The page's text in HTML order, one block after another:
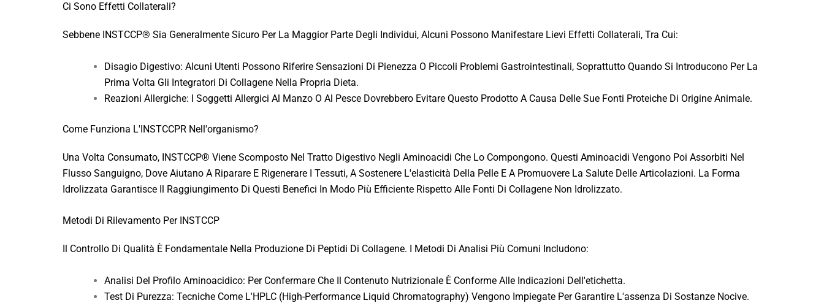
Ci Sono Effetti Collaterali?
Sebbene INSTCCP® Sia Generalmente Sicuro Per La Maggior Parte Degli Individui, Alcuni Possono Manifestare Lievi Effetti Collaterali, Tra Cui:
Disagio Digestivo: Alcuni Utenti Possono Riferire Sensazioni Di Pienezza O Piccoli Problemi Gastrointestinali, Soprattutto Quando Si Introducono Per La
Prima Volta Gli Integratori Di Collagene Nella Propria Dieta.
Reazioni Allergiche: I Soggetti Allergici Al Manzo O Al Pesce Dovrebbero Evitare Questo Prodotto A Causa Delle Sue Fonti Proteiche Di Origine Animale.
Come Funziona L'INSTCCPR Nell'organismo?
Una Volta Consumato, INSTCCP® Viene Scomposto Nel Tratto Digestivo Negli Aminoacidi Che Lo Compongono. Questi Aminoacidi Vengono Poi Assorbiti Nel
Flusso Sanguigno, Dove Aiutano A Riparare E Rigenerare I Tessuti, A Sostenere L'elasticità Della Pelle E A Promuovere La Salute Delle Articolazioni. La Forma
Idrolizzata Garantisce Il Raggiungimento Di Questi Benefici In Modo Più Efficiente Rispetto Alle Fonti Di Collagene Non Idrolizzato.
Metodi Di Rilevamento Per INSTCCP
Il Controllo Di Qualità È Fondamentale Nella Produzione Di Peptidi Di Collagene. I Metodi Di Analisi Più Comuni Includono:
Analisi Del Profilo Aminoacidico: Per Confermare Che Il Contenuto Nutrizionale È Conforme Alle Indicazioni Dell'etichetta.
Test Di Purezza: Tecniche Come L'HPLC (High-Performance Liquid Chromatography) Vengono Impiegate Per Garantire L'assenza Di Sostanze Nocive.